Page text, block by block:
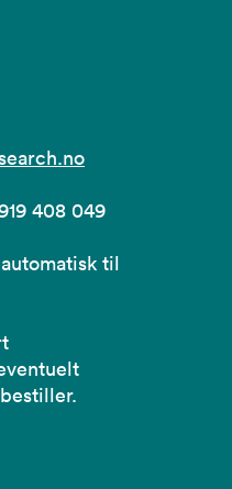
408 049
til